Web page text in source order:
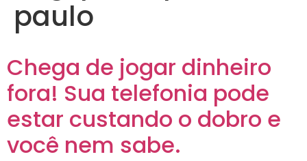
paulo
Chega de jogar dinheiro
fora! Sua telefonia pode
estar custando o dobro e
você nem sabe.